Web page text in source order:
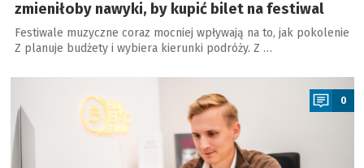
zmieniłoby nawyki, by kupić bilet na festiwal
Festiwale muzyczne coraz mocniej wpływają na to, jak pokolenie
Z planuje budżety i wybiera kierunki podróży. Z …
a
0